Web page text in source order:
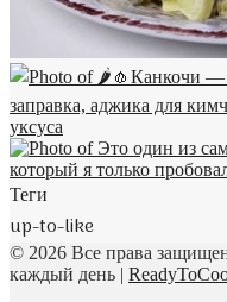
Теги
up-to-like
© 2026 Все права
каждый день |